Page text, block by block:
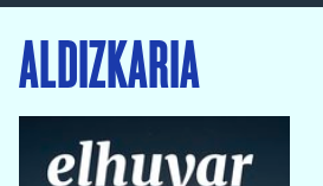
ALDIZKARIA